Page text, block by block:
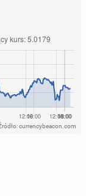
currencybeacon.com